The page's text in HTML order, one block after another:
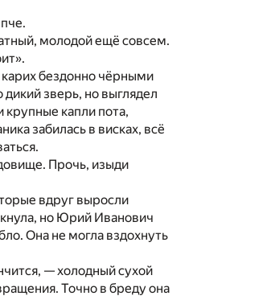
молодой ещё совсем.
бездонно чёрными
зверь, но выглядел
капли пота,
забилась в висках, всё
Прочь, изыди
вдруг выросли
но Юрий Иванович
Она не могла вздохнуть
— холодный сухой
Точно в бреду она